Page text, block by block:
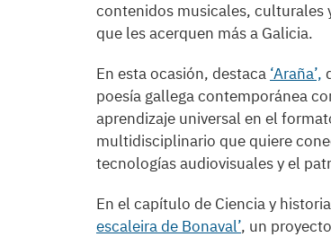
contenidos musicales, culturales
que les acerquen más a Galicia.
En esta ocasión, destaca ‘Araña’,
poesía gallega contemporánea
aprendizaje universal en el
multidisciplinario que quiere
tecnologías audiovisuales y el
En el capítulo de Ciencia y
escaleira de Bonaval’, un